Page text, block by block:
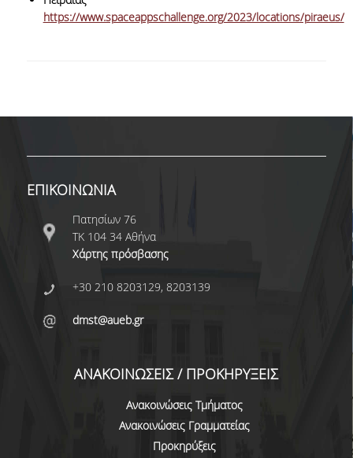
TUTORS ΦΟΙΤΗΤΩΝ
ΜΕΤΑΠΤΥΧΙΑΚΕΣ ΣΠΟΥΔΕΣ
ΠΡΟΓΡΑΜΜΑΤΑ ΜΕΤΑΠΤΥΧΙΑΚΩΝ ΣΠΟΥΔΩΝ
ΔΙΔΑΚΤΟΡΙΚΟ ΠΡΟΓΡΑΜΜΑ
ΔΙΔΑΚΤΟΡΕΣ ΤΟΥ ΤΜΗΜΑΤΟΣ
ΠΡΟΓΡΑΜΜΑ ERASMUS+
https://www.spaceappschallenge.org/2023/locations/piraeus/
ΕΠΙΚΟΙΝΩΝΙΑ
Πατησίων 76
ΤΚ 104 34 Αθήνα
Χάρτης πρόσβασης
+30 210 8203129, 8203139
dmst@aueb.gr
ΑΝΑΚΟΙΝΩΣΕΙΣ / ΠΡΟΚΗΡΥΞΕΙΣ
Ανακοινώσεις Τμήματος
Ανακοινώσεις Γραμματείας
Προκηρύξεις